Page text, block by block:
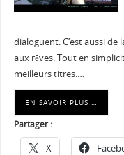
dialoguent. C’est aussi de
aux rêves. Tout en
meilleurs titres.…
EN SAVOIR PLUS …
Partager :
X